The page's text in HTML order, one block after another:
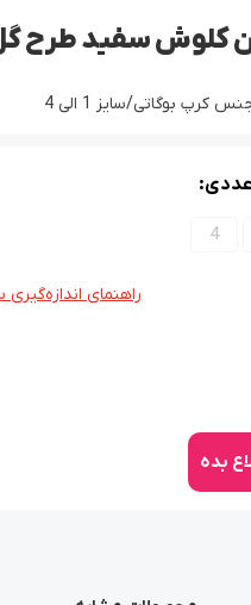
کلوش سفید طرح
بوگاتی/سایز 1 الی 4
عددی:
4
راهنمای اندازه‌گیری
بده